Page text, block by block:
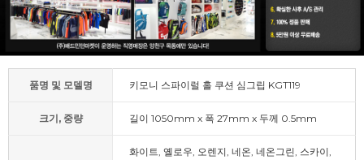
품명 및 모델명 키모니 스파이럴 홀 쿠션 심그립 KGT119
크기, 중량 길이 1050mm x 폭 27mm x 두께 0.5mm
화이트, 옐로우, 오렌지, 네온, 네온그린, 스카이,